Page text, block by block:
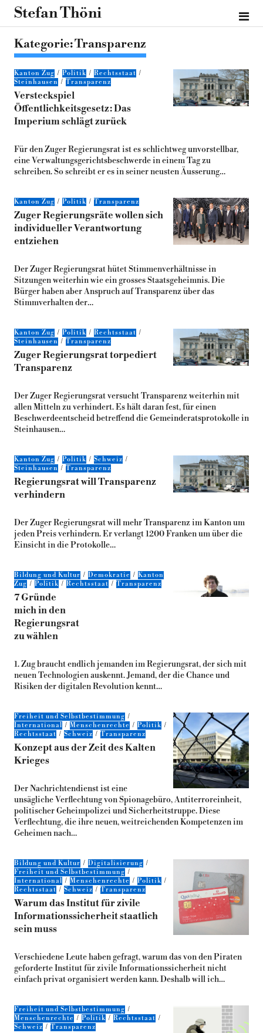
Stefan Thöni
Kategorie:Transparenz
Kanton Zug Politik
Rechtsstaat
Steinhausen
Transparenz
Versteckspiel
Öffentlichkeitsgesetz: Das
Imperium schlägt zurück
Für den Zuger Regierungsrat ist es schlichtweg unvorstellbar,
eine Verwaltungsgerichtsbeschwerde in einem Tag zu
schreiben. So schreibt er es in seiner neusten Äusserung…
Kanton Zug Politik Transparenz
Zuger Regierungsräte wollen sich
individueller Verantwortung
entziehen
Der Zuger Regierungsrat hütet Stimmenverhältnisse in
Sitzungen weiterhin wie ein grosses Staatsgeheimnis. Die
Bürger haben aber Anspruch auf Transparenz über das
Stimmverhalten der…
Kanton Zug Politik
Rechtsstaat
Steinhausen
Transparenz
Zuger Regierungsrat torpediert
Transparenz
Der Zuger Regierungsrat versucht Transparenz weiterhin mit
allen Mitteln zu verhindert. Es hält daran fest, für einen
Beschwerdeentscheid betreffend die Gemeinderatsprotokolle in
Steinhausen…
Kanton Zug Politik
Schweiz
Steinhausen
Transparenz
Regierungsrat will Transparenz
verhindern
Der Zuger Regierungsrat will mehr Transparenz im Kanton um
jeden Preis verhindern. Er verlangt 1200 Franken um über die
Einsicht in die Protokolle…
Bildung und Kultur Demokratie
Kanton
Zug
Politik Rechtsstaat Transparenz
7 Gründe
mich in den
Regierungsrat
zu wählen
1. Zug braucht endlich jemanden im Regierungsrat, der sich mit
neuen Technologien auskennt. Jemand, der die Chance und
Risiken der digitalen Revolution kennt…
Freiheit und Selbstbestimmung
International
Menschenrechte
Politik
Rechtsstaat
Schweiz Transparenz
Konzept aus der Zeit des Kalten
Krieges
Der Nachrichtendienst ist eine
unsägliche Verflechtung von Spionagebüro, Antiterroreinheit,
politischer Geheimpolizei und Sicherheitstruppe. Diese
Verflechtung, die ihre neuen, weitreichenden Kompetenzen im
Geheimen nach…
Bildung und Kultur
Digitalisierung
Freiheit und Selbstbestimmung
International
Menschenrechte
Politik
Rechtsstaat
Schweiz Transparenz
Warum das Institut für zivile
Informationssicherheit staatlich
sein muss
Verschiedene Leute haben gefragt, warum das von den Piraten
geforderte Institut für zivile Informationssicherheit nicht
einfach privat organisiert werden kann. Deshalb will ich…
Freiheit und Selbstbestimmung
Menschenrechte
Politik
Rechtsstaat
Schweiz
Transparenz